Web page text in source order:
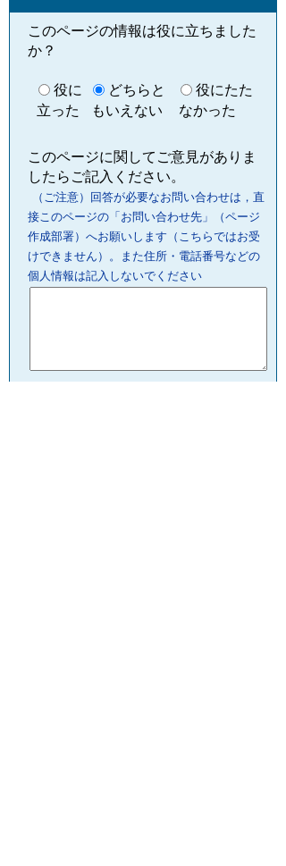
このページの情報は役に立ちました
か？
役に
立った
どちらと
もいえない
役にたた
なかった
このページに関してご意見がありま
したらご記入ください。
（ご注意）回答が必要なお問い合わせは，直
接このページの「お問い合わせ先」（ページ
作成部署）へお願いします（こちらではお受
けできません）。また住所・電話番号などの
個人情報は記入しないでください